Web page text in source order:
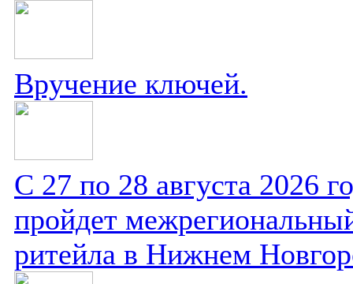
Вручение ключей.
С 27 по 28 августа 2026
пройдет
ритейла в Нижнем